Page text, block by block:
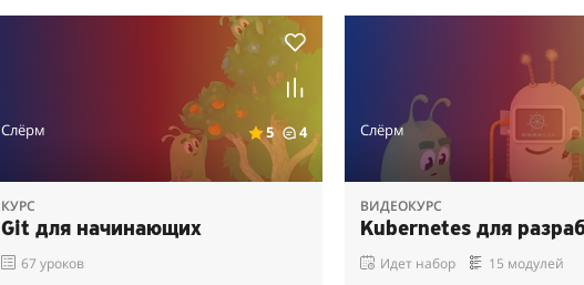
Слёрм 5 4
КУРС
Git для начинающих
67 уроков
Слёрм
ВИДЕОКУРС
Kubernetes для
Идет набор 15 модулей